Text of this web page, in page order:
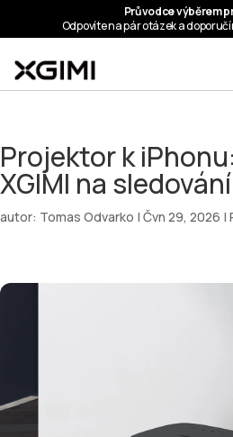
Projektor k
XGIMI na
autor: Tomas Odvarko | Čvn 29, 2026 |